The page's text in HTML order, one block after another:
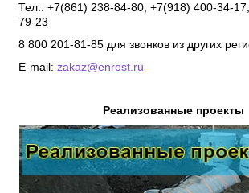
Тел.: +7(861) 238-84-80, +7(918) 400-34-
79-23
8 800 201-81-85 для звонков из других
E-mail: zakaz@enrost.ru
Реализованные проекты